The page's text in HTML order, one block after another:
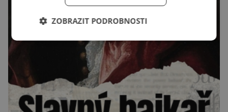
ZOBRAZIT PODROBNOSTI